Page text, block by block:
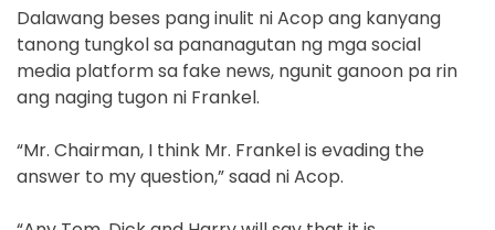
Dalawang beses pang inulit ni Acop ang kanyang
tanong tungkol sa pananagutan ng mga social
media platform sa fake news, ngunit ganoon pa rin
ang naging tugon ni Frankel.
“Mr. Chairman, I think Mr. Frankel is evading the
answer to my question,” saad ni Acop.